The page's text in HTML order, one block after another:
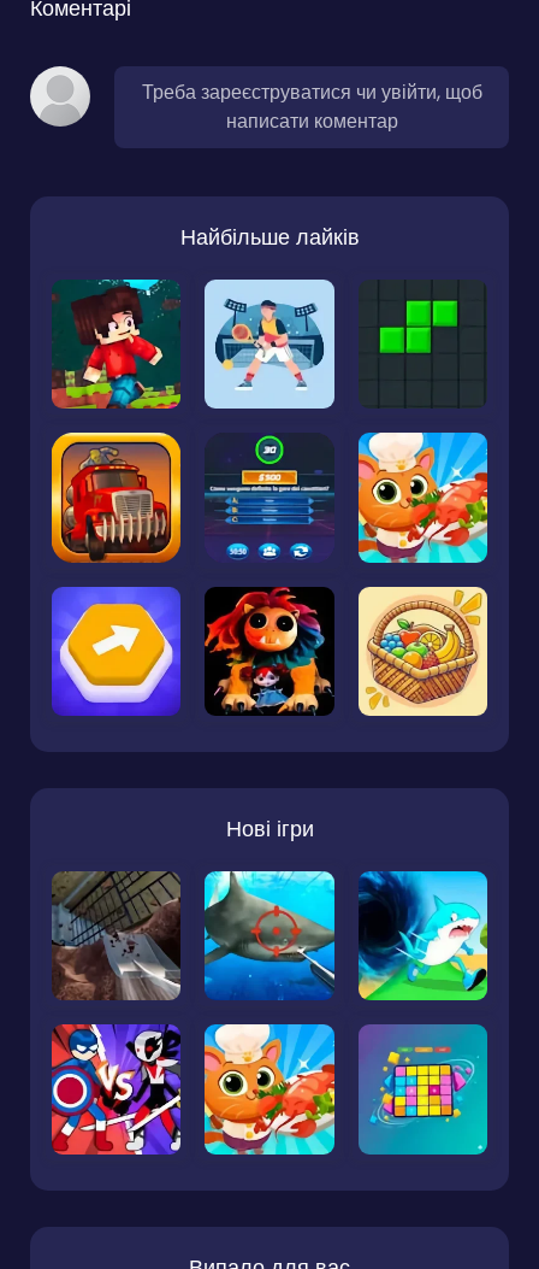
Коментарі
Треба зареєструватися чи увійти, щоб
написати коментар
Найбільше лайків
Нові ігри